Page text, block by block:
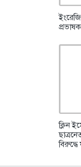
ক্লিন
বিরুদ্ধে